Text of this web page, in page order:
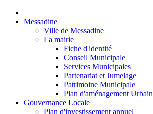
Messadine
Ville de Messadine
La mairie
Fiche d'identité
Conseil Municipale
Services Municipales
Partenariat et Jumelage
Patrimoine Municipale
Plan d'aménagement Urbain
Gouvernance Locale
Plan d'investissement annuel